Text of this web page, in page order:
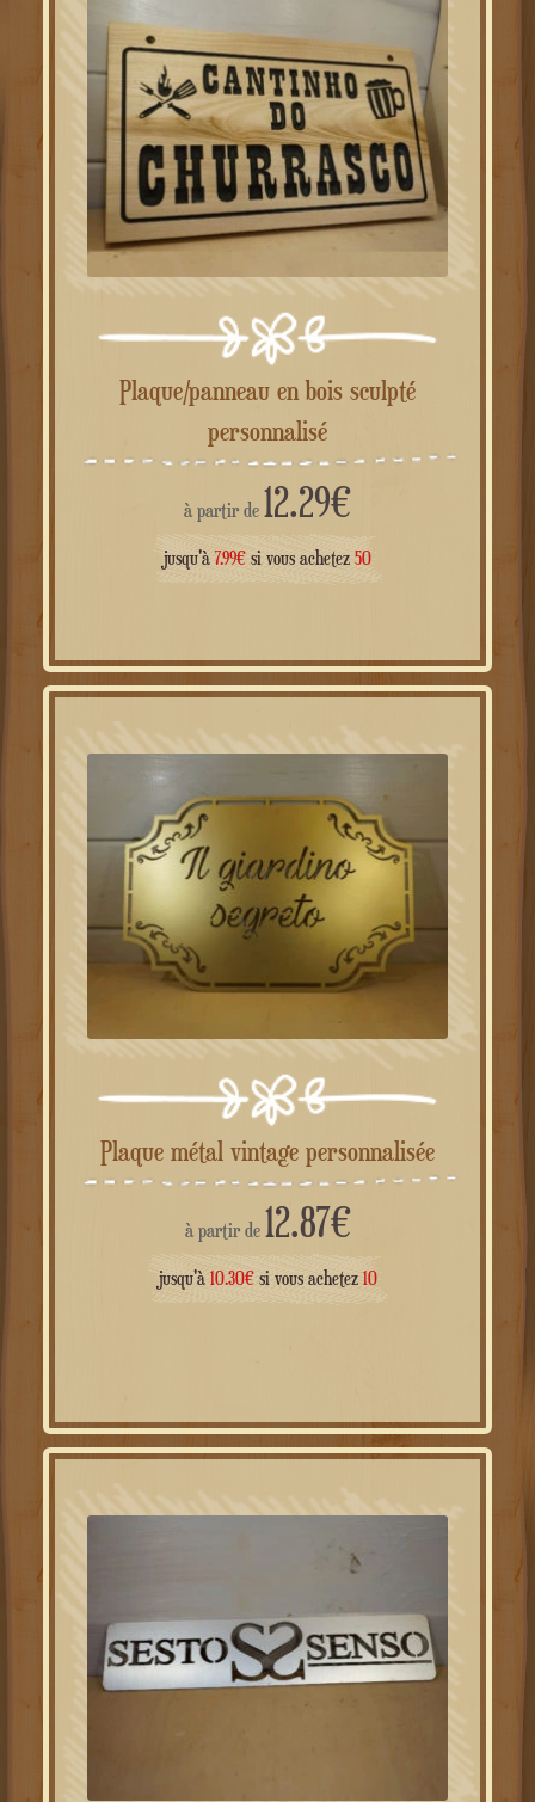
Plaque/panneau en bois sculpté
personnalisé
à partir de 12.29€
jusqu'à 7.99€ si vous achetez 50
Plaque métal vintage personnalisée
à partir de 12.87€
jusqu'à 10.30€si vous achetez 10